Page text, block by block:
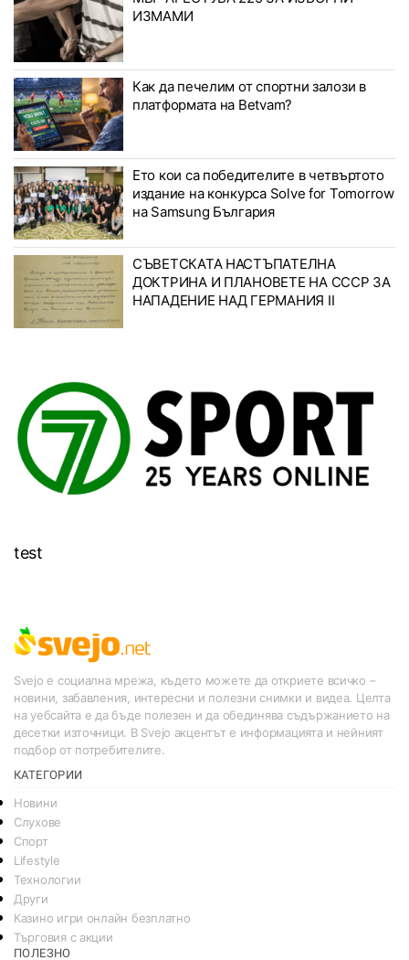
ИЗМАМИ
Как да печелим от спортни залози в
платформата на Betvam?
Ето кои са победителите в четвъртото
издание на конкурса Solve for Tomorrow
на Samsung България
СЪВЕТСКАТА НАСТЪПАТЕЛНА
ДОКТРИНА И ПЛАНОВЕТЕ НА СССР ЗА
НАПАДЕНИЕ НАД ГЕРМАНИЯ II
test
Svejo е социална мрежа, където можете да откриете всичко –
новини, забавления, интересни и полезни снимки и видеа. Целта
на уебсайта е да бъде полезен и да обединява съдържанието на
десетки източници. В Svejo акцентът е информацията и нейният
подбор от потребителите.
КАТЕГОРИИ
Новини
Слухове
Спорт
Lifestyle
Технологии
Други
Казино игри онлайн безплатно
Търговия с акции
ПОЛЕЗНО